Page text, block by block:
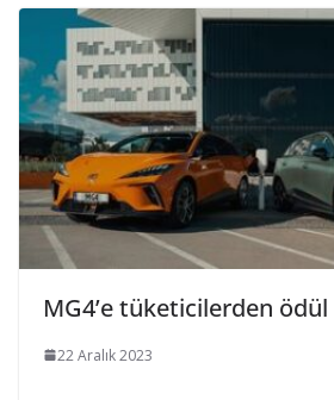
MG4’e tüketicilerden ödül
22 Aralık 2023